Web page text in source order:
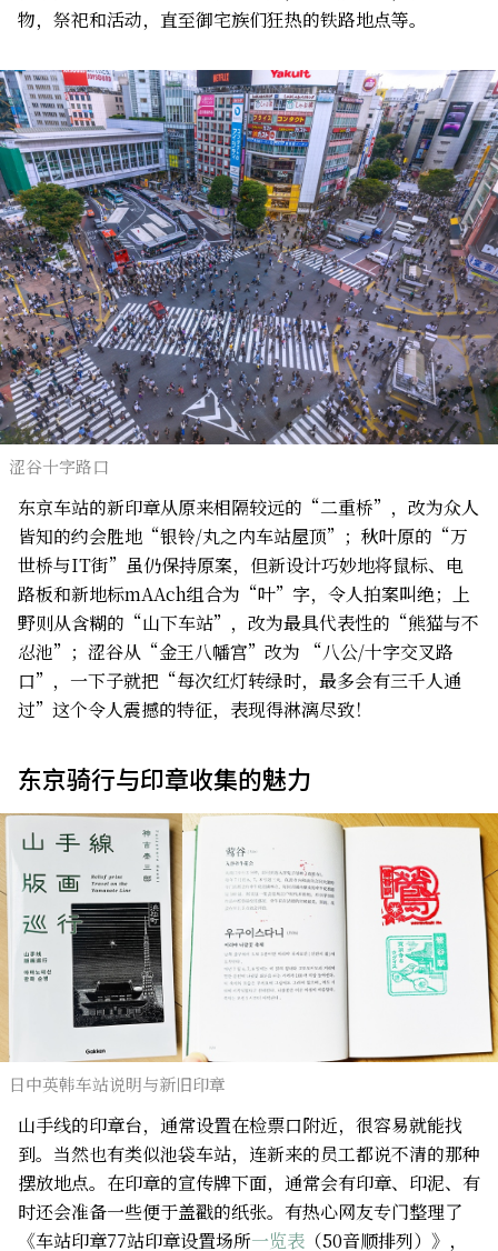
物，祭祀和活动，直至御宅族们狂热的铁路地点等。
涩谷十字路口
东京车站的新印章从原来相隔较远的“二重桥”，改为众人
皆知的约会胜地“银铃/丸之内车站屋顶”；秋叶原的“万
世桥与IT街”虽仍保持原案，但新设计巧妙地将鼠标、电
路板和新地标mAAch组合为“叶”字，令人拍案叫绝；上
野则从含糊的“山下车站”，改为最具代表性的“熊猫与不
忍池”；涩谷从“金王八幡宫”改为 “八公/十字交叉路
口”，一下子就把“每次红灯转绿时，最多会有三千人通
过”这个令人震撼的特征，表现得淋漓尽致！
东京骑行与印章收集的魅力
日中英韩车站说明与新旧印章
山手线的印章台，通常设置在检票口附近，很容易就能找
到。当然也有类似池袋车站，连新来的员工都说不清的那种
摆放地点。在印章的宣传牌下面，通常会有印章、印泥、有
时还会准备一些便于盖戳的纸张。有热心网友专门整理了
《车站印章77站印章设置场所一览表 （50音顺排列）》，